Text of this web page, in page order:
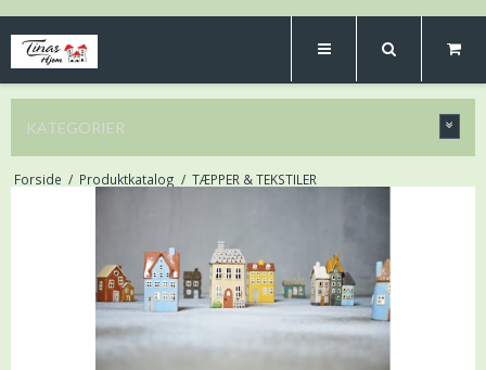
KATEGORIER
Forside / Produktkatalog / TÆPPER & TEKSTILER